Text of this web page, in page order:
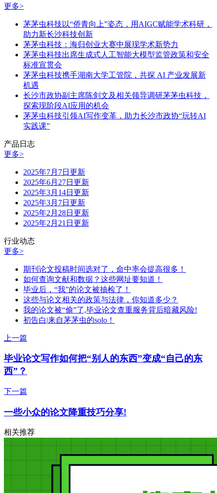
更多>
茅茅虫科技以“侨青向上”姿态，用AIGC赋能学术科研，
助力新长沙科技创新
茅茅虫科技：海归创业大赛中展现学术新势力
茅茅虫科技出席生成式人工智能大模型监管政策和安全
标准宣贯会
茅茅虫科技携手湖南大学工管院，共探 AI 产业发展新
机遇
长沙市政协副主席陈剑文及相关领导调研茅茅虫科技，
探索现阶段AI应用的机会
茅茅虫科技引领AI写作变革，助力长沙市政协“玩转AI
实践课”
产品日志
更多>
2025年7月7日更新
2025年6月27日更新
2025年3月14日更新
2025年3月7日更新
2025年2月28日更新
2025年2月21日更新
行业动态
更多>
期刊论文投稿时间选对了，命中率会提高很多！
如何查询文献和数据？这些网址要知道！
毕业后，“我”的论文被抽检了！
这些与论文相关的政策与法律，你知道多少？
我的论文被“偷”了,毕业论文查重服务背后暗藏风险!
初告白|来自茅茅虫的solo！
上一篇
毕业论文写作如何把“别人的东西”变成“自己的东
西”？
下一篇
一些小众的论文降重技巧分享!
相关推荐